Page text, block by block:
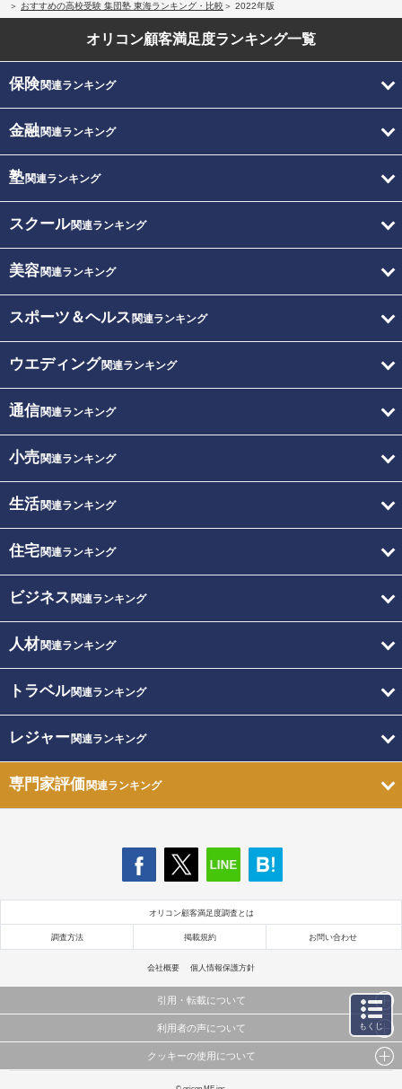
おすすめの高校受験 集団塾 東海ランキング・比較
2022年版
オリコン顧客満足度ランキング一覧
保険関連ランキング
金融関連ランキング
塾関連ランキング
スクール関連ランキング
美容関連ランキング
スポーツ＆ヘルス 関連ランキング
ウエディング関連ランキング
通信関連ランキング
小売関連ランキング
生活関連ランキング
住宅関連ランキング
ビジネス 関連ランキング
人材関連ランキング
トラベル関連ランキング
レジャー関連ランキング
専門家評価関連ランキング
オリコン顧客満足度調査とは
調査方法 掲載規約 お問い合わせ
会社概要 個人情報保護方針
引用・転載について
当サイトで公開されている情報（文字、写真、イラスト、画像データ等）及びこれらの配置・
これらの情報を権利者の許可なく無断転載・複製などの二次利用を行うことは固く禁じており
利用者の声について
当サイトに掲載している内容はすべてサービスの利用者が提出された見解・感想です。
クッキーの使用について
このサイトでは Cookie を使用して、ユーザーに合わせたコンテンツや広告の表示、ソーシャル
もくじ